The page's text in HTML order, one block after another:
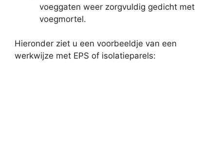
voeggaten weer zorgvuldig gedicht met
voegmortel.
Hieronder ziet u een voorbeeldje van een
werkwijze met EPS of isolatieparels: